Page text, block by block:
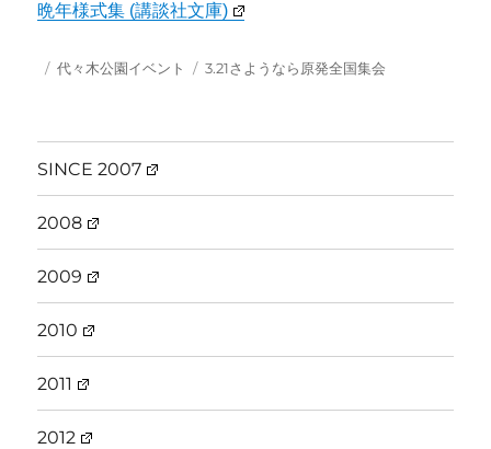
晩年様式集 (講談社文庫)
投 カ
ー
代々木公園イベント
タ
3.21さようなら原発全国集会
SINCE 2007
2008
2009
2010
2011
2012